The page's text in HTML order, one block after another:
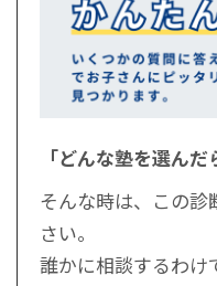
「どんな塾を選ん
そんな時は、この診
さい。
誰かに相談するわけ